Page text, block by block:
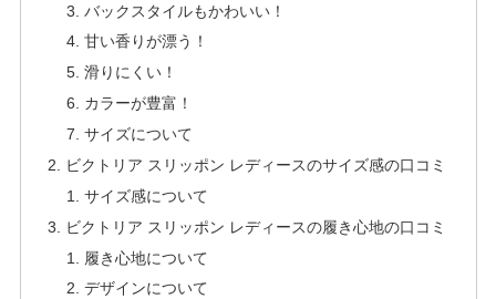
バックスタイルもかわいい！
甘い香りが漂う！
滑りにくい！
カラーが豊富！
サイズについて
ビクトリア スリッポン レディースのサイズ感の口コミ
サイズ感について
ビクトリア スリッポン レディースの履き心地の口コミ
履き心地について
デザインについて